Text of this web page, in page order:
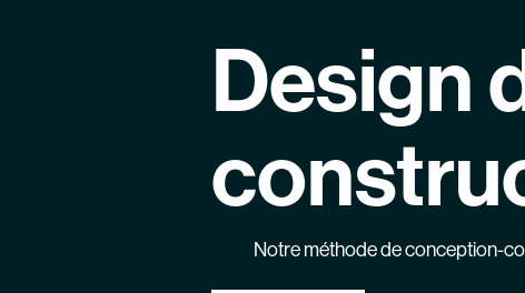
Design
Notre méthode de conception-